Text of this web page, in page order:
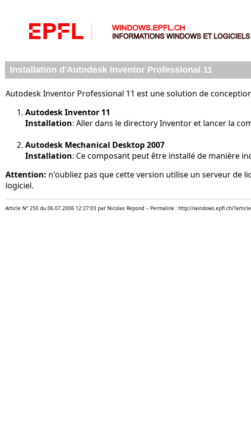
Installation d'Autodesk Inventor Professional 11
Autodesk Inventor Professional 11 est une solution de
Autodesk Inventor 11
Installation: Aller dans le directory Inventor et lancer la
Autodesk Mechanical Desktop 2007
Installation: Ce composant peut être installé de manière
Attention: n'oubliez pas que cette version utilise un serveur de
logiciel.
Article N° 250 du 06.07.2006 12:27:03 par Nicolas Repond -- Permalink : http://windows.epfl.ch/